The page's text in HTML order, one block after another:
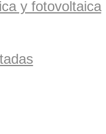
y fotovoltaica